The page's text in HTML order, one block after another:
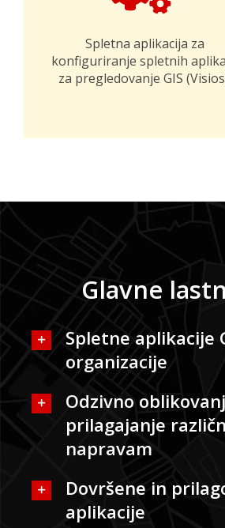
Spletna aplikacija za
konfiguriranje spletnih
za pregledovanje GIS
Glavne
Spletne aplikacije
organizacije
Odzivno
prilagajanje
napravam
Dovršene in
aplikacije